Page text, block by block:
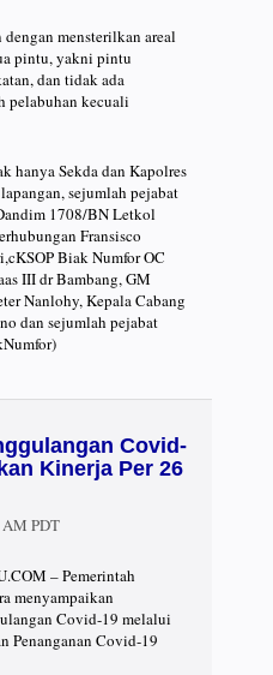
mensterilkan areal
pintu, yakni pintu
dan tidak ada
pelabuhan kecuali
hanya Sekda dan Kapolres
sejumlah pejabat
1708/BN Letkol
Fransisco
Biak Numfor OC
III dr Bambang, GM
Nanlohy, Kepala Cabang
dan sejumlah pejabat
Covid-
Kinerja Per 26
PDT
– Pemerintah
menyampaikan
Covid-19 melalui
Penanganan Covid-19